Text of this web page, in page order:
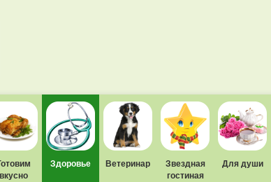
вкусно
Здоровье Ветеринар
Звездная
гостиная
Для души